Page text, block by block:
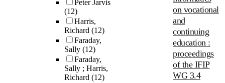
Peter Jarvis
(12)
Harris,
Richard (12)
Faraday,
Sally (12)
Faraday,
Sally ; Harris,
Richard (12)
on vocational
and
continuing
education :
proceedings
of the IFIP
WG 3.4